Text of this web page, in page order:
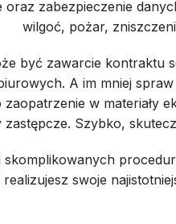
zabezpieczenie
wilgoć, pożar,
być zawarcie kontraktu
A im mniej
w materiały
Szybko,
skomplikowanych
swoje